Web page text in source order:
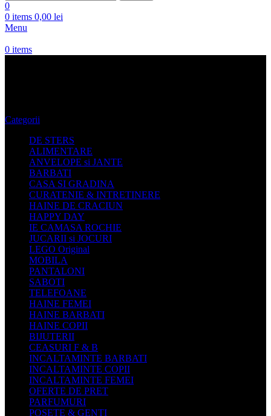
0
0 items 0,00 lei
Menu
0 items
Categorii
DE STERS
ALIMENTARE
ANVELOPE si JANTE
BARBATI
CASA SI GRADINA
CURATENIE & INTRETINERE
HAINE DE CRACIUN
HAPPY DAY
IE CAMASA ROCHIE
JUCARII si JOCURI
LEGO Original
MOBILA
PANTALONI
SABOTI
TELEFOANE
HAINE FEMEI
HAINE BARBATI
HAINE COPII
BIJUTERII
CEASURI F & B
INCALTAMINTE BARBATI
INCALTAMINTE COPII
INCALTAMINTE FEMEI
OFERTE DE PRET
PARFUMURI
POSETE & GENTI